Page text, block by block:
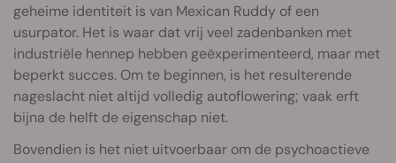
geheime identiteit is van Mexican Ruddy of een
usurpator. Het is waar dat vrij veel zadenbanken met
industriële hennep hebben geëxperimenteerd, maar met
beperkt succes. Om te beginnen, is het resulterende
nageslacht niet altijd volledig autoflowering; vaak erft
bijna de helft de eigenschap niet.
Bovendien is het niet uitvoerbaar om de psychoactieve